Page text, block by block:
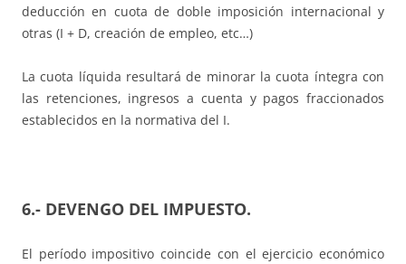
deducción en cuota de doble imposición internacional y
otras (I + D, creación de empleo, etc…)
La cuota líquida resultará de minorar la cuota íntegra con
las retenciones, ingresos a cuenta y pagos fraccionados
establecidos en la normativa del I.
6.- DEVENGO DEL IMPUESTO.
El período impositivo coincide con el ejercicio económico